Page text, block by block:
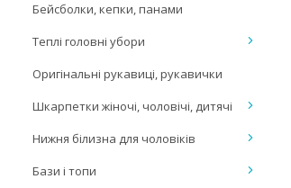
Бейсболки, кепки, панами
Теплі головні убори
Оригінальні рукавиці, рукавички
Шкарпетки жіночі, чоловічі, дитячі
Нижня білизна для чоловіків
Бази і топи